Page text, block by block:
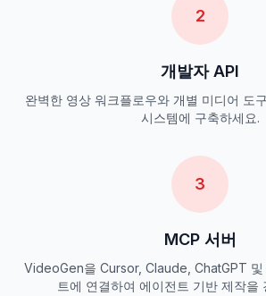
2
개발자 API
완벽한 영상 워크플로우와 개별 미디어 도
시스템에 구축하세요.
3
MCP 서버
VideoGen을 Cursor, Claude, ChatGPT 및
트에 연결하여 에이전트 기반 제작을